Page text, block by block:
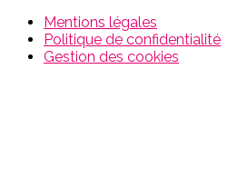
Mentions légales
Politique de confidentialité
Gestion des cookies